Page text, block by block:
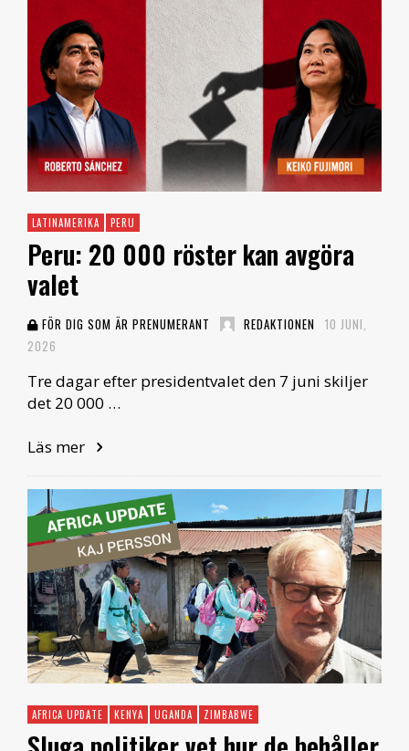
LATINAMERIKA PERU
Peru: 20 000 röster kan avgöra
valet
FÖR DIG SOM ÄR PRENUMERANT REDAKTIONEN 10 JUNI,
2026
Tre dagar efter presidentvalet den 7 juni skiljer
det 20 000 …
Läs mer
AFRICA UPDATE KENYA UGANDA ZIMBABWE